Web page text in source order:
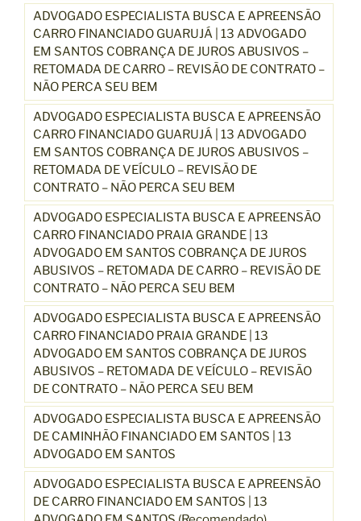
ADVOGADO ESPECIALISTA BUSCA E APREENSÃO
CARRO FINANCIADO GUARUJÁ | 13 ADVOGADO
EM SANTOS COBRANÇA DE JUROS ABUSIVOS –
RETOMADA DE CARRO – REVISÃO DE CONTRATO –
NÃO PERCA SEU BEM
ADVOGADO ESPECIALISTA BUSCA E APREENSÃO
CARRO FINANCIADO GUARUJÁ | 13 ADVOGADO
EM SANTOS COBRANÇA DE JUROS ABUSIVOS –
RETOMADA DE VEÍCULO – REVISÃO DE
CONTRATO – NÃO PERCA SEU BEM
ADVOGADO ESPECIALISTA BUSCA E APREENSÃO
CARRO FINANCIADO PRAIA GRANDE | 13
ADVOGADO EM SANTOS COBRANÇA DE JUROS
ABUSIVOS – RETOMADA DE CARRO – REVISÃO DE
CONTRATO – NÃO PERCA SEU BEM
ADVOGADO ESPECIALISTA BUSCA E APREENSÃO
CARRO FINANCIADO PRAIA GRANDE | 13
ADVOGADO EM SANTOS COBRANÇA DE JUROS
ABUSIVOS – RETOMADA DE VEÍCULO – REVISÃO
DE CONTRATO – NÃO PERCA SEU BEM
ADVOGADO ESPECIALISTA BUSCA E APREENSÃO
DE CAMINHÃO FINANCIADO EM SANTOS | 13
ADVOGADO EM SANTOS
ADVOGADO ESPECIALISTA BUSCA E APREENSÃO
DE CARRO FINANCIADO EM SANTOS | 13